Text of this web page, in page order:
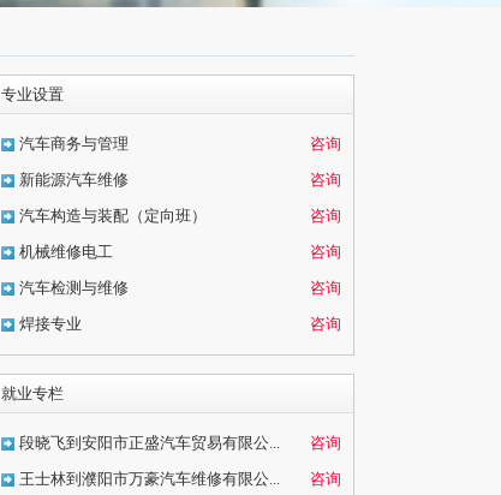
专业设置
汽车商务与管理
咨询
新能源汽车维修
咨询
汽车构造与装配（定向班）
咨询
机械维修电工
咨询
汽车检测与维修
咨询
焊接专业
咨询
就业专栏
段晓飞到安阳市正盛汽车贸易有限公...
咨询
王士林到濮阳市万豪汽车维修有限公...
咨询